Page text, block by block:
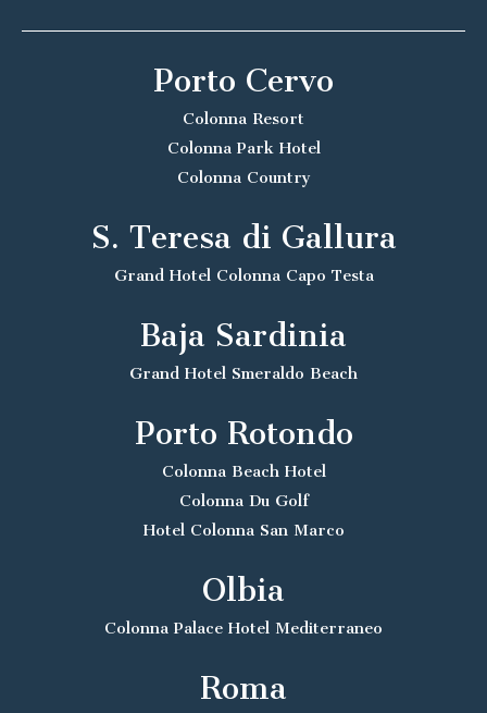
Porto Cervo
Colonna Resort
Colonna Park Hotel
Colonna Country
S. Teresa di Gallura
Grand Hotel Colonna Capo Testa
Baja Sardinia
Grand Hotel Smeraldo Beach
Porto Rotondo
Colonna Beach Hotel
Colonna Du Golf
Hotel Colonna San Marco
Olbia
Colonna Palace Hotel Mediterraneo
Roma